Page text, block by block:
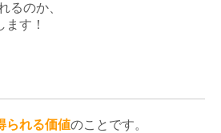
るのか、
す！
られる価値のことです。